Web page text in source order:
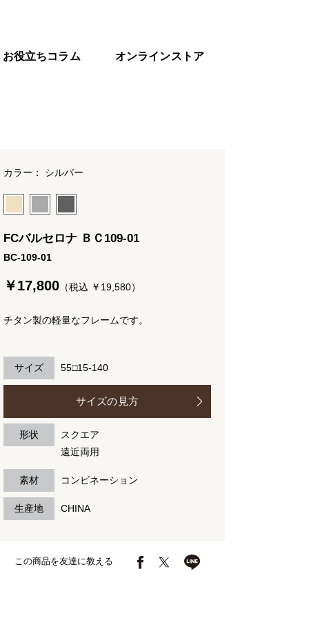
お役立ちコラム オンラインストア
カラー： シルバー
FCバルセロナ ＢＣ109-01
BC-109-01
￥17,800 （税込 ￥19,580）
チタン製の軽量なフレームです。
サイズ 55□15-140
サイズの見方
形状
スクエア
遠近両用
素材 コンビネーション
生産地 CHINA
この商品を友達に教える